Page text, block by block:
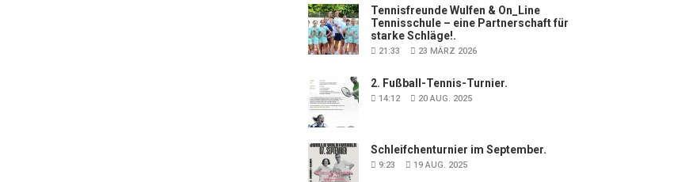
Tennisfreunde Wulfen & On_Line
Tennisschule – eine Partnerschaft für
starke Schläge!.
21:33 23 MÄRZ 2026
2. Fußball-Tennis-Turnier.
14:12 20 AUG. 2025
Schleifchenturnier im September.
9:23 19 AUG. 2025